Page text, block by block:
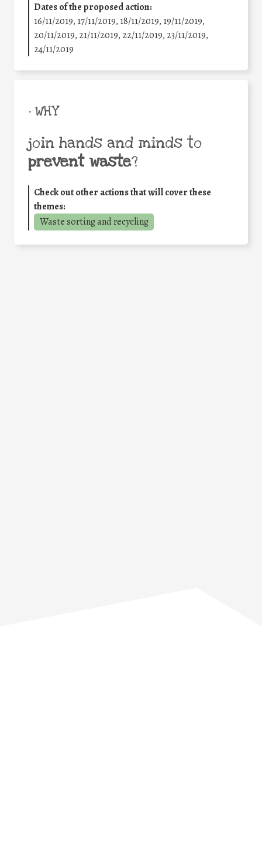
Dates of the proposed action:
16/11/2019, 17/11/2019, 18/11/2019, 19/11/2019,
20/11/2019, 21/11/2019, 22/11/2019, 23/11/2019,
24/11/2019
• WHY
join hands and minds to
prevent waste?
Check out other actions that will cover these
themes:
Waste sorting and recycling